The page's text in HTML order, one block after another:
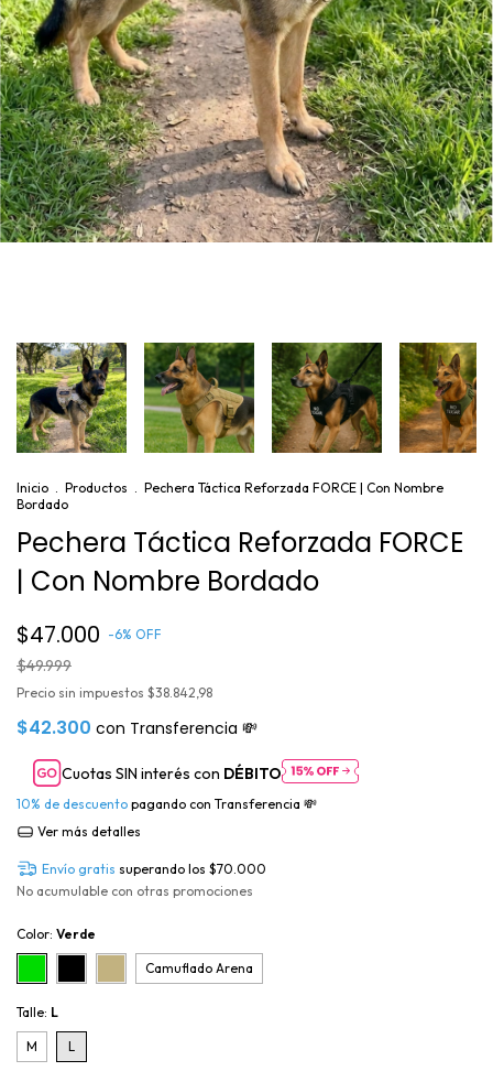
Inicio . Productos . Pechera Táctica Reforzada FORCE | Con Nombre
Bordado
Pechera Táctica Reforzada FORCE
| Con Nombre Bordado
$47.000 -6% OFF
$49.999
Precio sin impuestos $38.842,98
$42.300 con Transferencia 💸
Cuotas SIN interés con DÉBITO
10% de descuento pagando con Transferencia 💸
Ver más detalles
Envío gratis superando los $70.000
No acumulable con otras promociones
Color: Verde
Camuflado Arena
Talle: L
M L